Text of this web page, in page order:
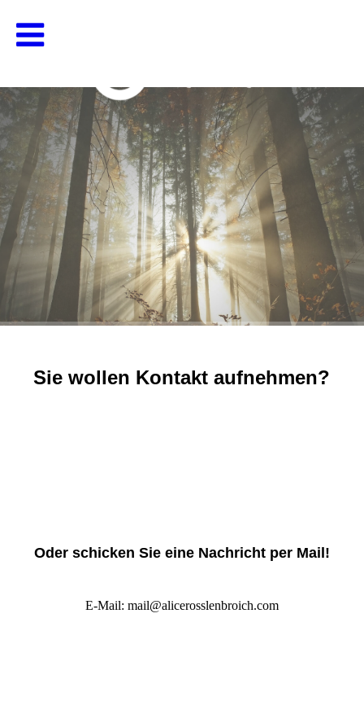
Sie wollen Kontakt aufnehmen?
Oder schicken Sie eine Nachricht per Mail!
E-Mail: mail@alicerosslenbroich.com